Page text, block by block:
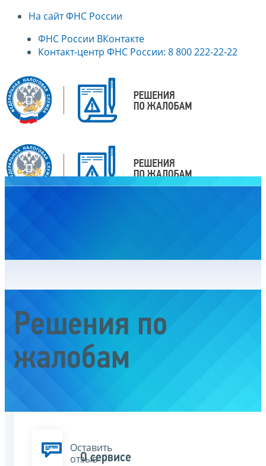
На сайт ФНС России
ФНС России ВКонтакте
Контакт-центр ФНС России: 8 800 222-22-22
Решения по
жалобам
Оставить
отзыв
О сервисе